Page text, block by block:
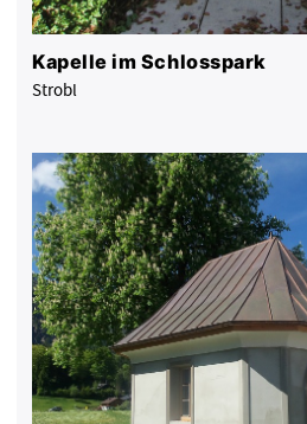
Kapelle im Schlosspark
Strobl